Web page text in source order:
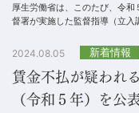
厚生労働省は、このたび、令
督署が実施した監督指導（立入
2024.08.05 新着情報
賃金不払が疑われ
（令和５年）を公